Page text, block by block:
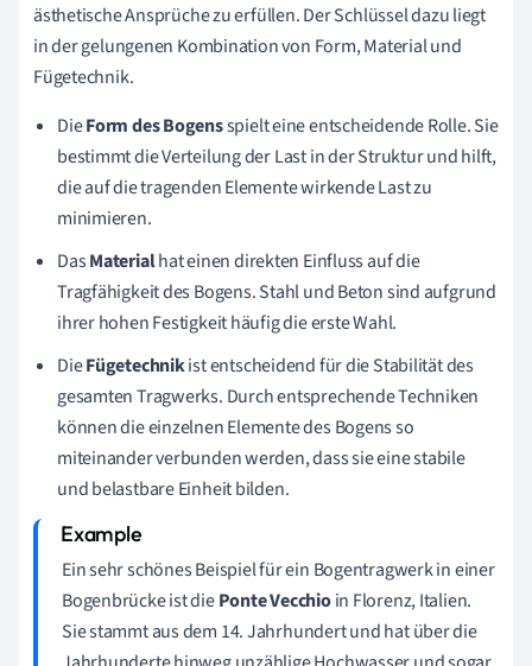
ästhetische Ansprüche zu erfüllen. Der Schlüssel dazu liegt
in der gelungenen Kombination von Form, Material und
Fügetechnik.
DieForm des Bogensspielt eine entscheidende Rolle. Sie
bestimmt die Verteilung der Last in der Struktur und hilft,
die auf die tragenden Elemente wirkende Last zu
minimieren.
DasMaterialhat einen direkten Einfluss auf die
Tragfähigkeit des Bogens. Stahl und Beton sind aufgrund
ihrer hohen Festigkeit häufig die erste Wahl.
DieFügetechnikist entscheidend für die Stabilität des
gesamten Tragwerks. Durch entsprechende Techniken
können die einzelnen Elemente des Bogens so
miteinander verbunden werden, dass sie eine stabile
und belastbare Einheit bilden.
Ein sehr schönes Beispiel für ein Bogentragwerk in einer
Bogenbrücke ist diePonte Vecchioin Florenz, Italien.
Sie stammt aus dem 14. Jahrhundert und hat über die